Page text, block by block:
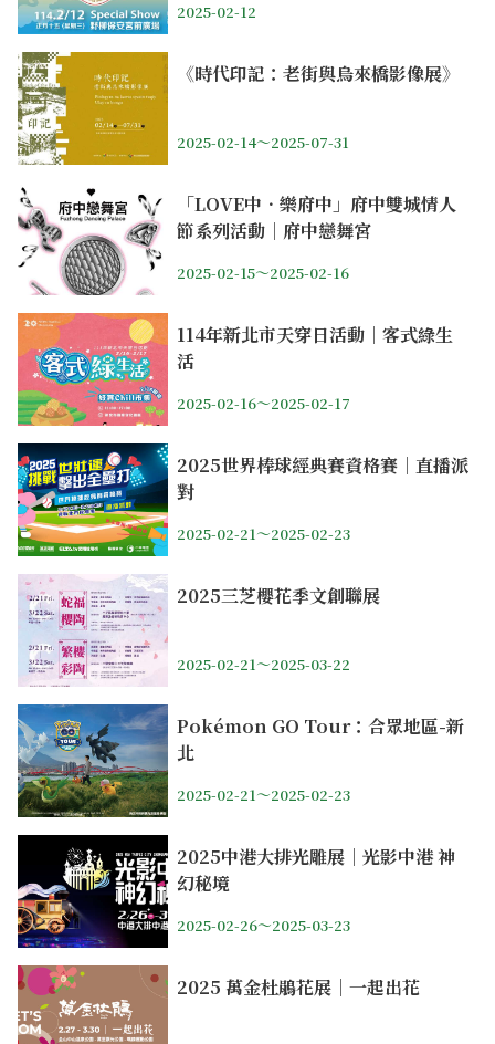
2025-02-12
《時代印記：老街與烏來橋影像展》
2025-02-14～2025-07-31
「LOVE中．樂府中」府中雙城情人
節系列活動｜府中戀舞宮
2025-02-15～2025-02-16
114年新北市天穿日活動｜客式綠生
活
2025-02-16～2025-02-17
2025世界棒球經典賽資格賽｜直播派
對
2025-02-21～2025-02-23
2025三芝櫻花季文創聯展
2025-02-21～2025-03-22
Pokémon GO Tour：合眾地區-新
北
2025-02-21～2025-02-23
2025中港大排光雕展｜光影中港 神
幻秘境
2025-02-26～2025-03-23
2025 萬金杜鵑花展｜一起出花